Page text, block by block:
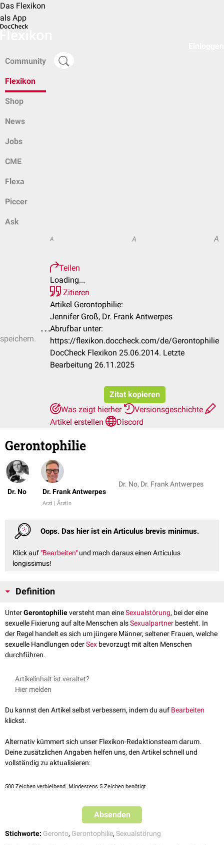
Das Flexikon
als App
Community
Flexikon
Shop
News
Jobs
CME
Flexa
Piccer
Ask
A A A
Teilen
Loading...
Zitieren
Artikel Gerontophilie:
Jennifer Groß, Dr. Frank Antwerpes
Abrufbar unter:
https://flexikon.doccheck.com/de/Gerontophilie
DocCheck Flexikon 25.06.2014. Letzte
Bearbeitung 26.11.2025
Zitat kopieren
Was zeigt hierher
Versionsgeschichte
Artikel erstellen
Discord
Gerontophilie
Dr. No Dr. Frank Antwerpes
Arzt | Ärztin
Dr. No, Dr. Frank Antwerpes
Oops. Das hier ist ein Articulus brevis minimus.
Klick auf "Bearbeiten" und mach daraus einen Articulus
longissimus!
Definition
UnterGerontophilieversteht man eineSexualstörung, bei der eine
sexuelle Fixierung auf alte Menschen alsSexualpartner besteht. In
der Regel handelt es sich um jüngere Männer, seltener Frauen, welche
sexuelle Handlungen oderSex bevorzugt mit alten Menschen
durchführen.
Artikelinhalt ist veraltet?
Hier melden
Du kannst den Artikel selbst verbessern, indem du auf Bearbeiten
klickst.
Alternativ kümmert sich unser Flexikon-Redaktionsteam darum.
Deine zusätzlichen Angaben helfen uns, den Artikel schnell und
vollständig zu aktualisieren:
500 Zeichen verbleibend. Mindestens 5 Zeichen benötigt.
Absenden
Stichworte: Geronto, Gerontophilie, Sexualstörung